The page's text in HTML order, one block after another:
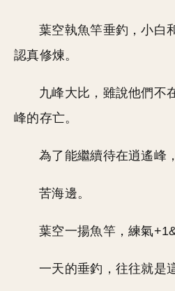
葉空執魚竿垂釣，小白
認真修煉。
九峰大比，雖說他們不
峰的存亡。
為了能繼續待在逍遙峰
苦海邊。
葉空一揚魚竿，練氣
一天的垂釣，往往就是